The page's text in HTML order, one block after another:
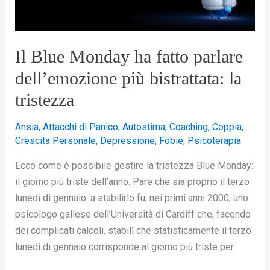
Il Blue Monday ha fatto parlare
dell’emozione più bistrattata: la
tristezza
Ansia, Attacchi di Panico, Autostima, Coaching, Coppia,
Crescita Personale, Depressione, Fobie, Psicoterapia
Ecco come è possibile gestire la tristezza Blue Monday:
il giorno più triste dell’anno. Pare che sia proprio il terzo
lunedì di gennaio: a stabilirlo fu, nei primi anni 2000, uno
psicologo gallese dell’Università di Cardiff che, facendo
dei complicati calcoli, stabilì che statisticamente il terzo
lunedì di gennaio corrisponde al giorno più triste per
bistrattata:
la